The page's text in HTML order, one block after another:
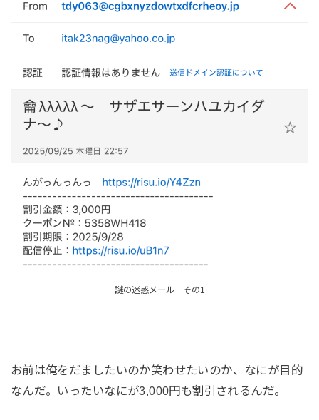
謎の迷惑メール その1
お前は俺をだましたいのか笑わせたいのか、なにが目的
なんだ。いったいなにが3,000円も割引されるんだ。